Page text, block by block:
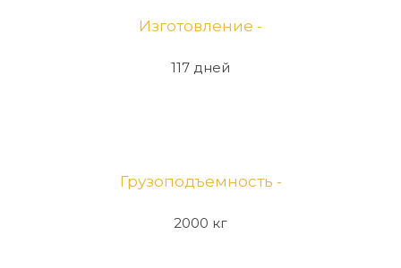
Изготовление -
117 дней
Грузоподъемность -
2000 кг